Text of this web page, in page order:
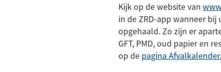
Kijk op de website van
in de ZRD-app wanneer
opgehaald. Zo zijn er
GFT, PMD, oud papier en
op de pagina Afvalkalender.